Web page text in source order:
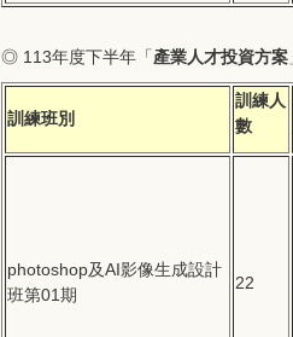
◎ 113年度下半年「產業人才投資方案
訓練班別
訓練人
數
photoshop及AI影像生成設計
班第01期
22